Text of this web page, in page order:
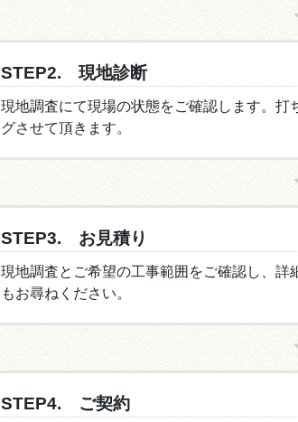
STEP2. 現地診断
現地調査にて現場の状態をご確認します。
グさせて頂きます。
STEP3. お見積り
現地調査とご希望の工事範囲をご確認し、
もお尋ねください。
STEP4. ご契約